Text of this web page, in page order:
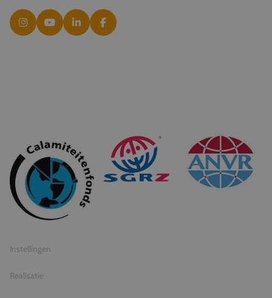
© 2026 Travel Inventive
Algemene voorwaarden
Privacy statement
Instellingen
Realisatie